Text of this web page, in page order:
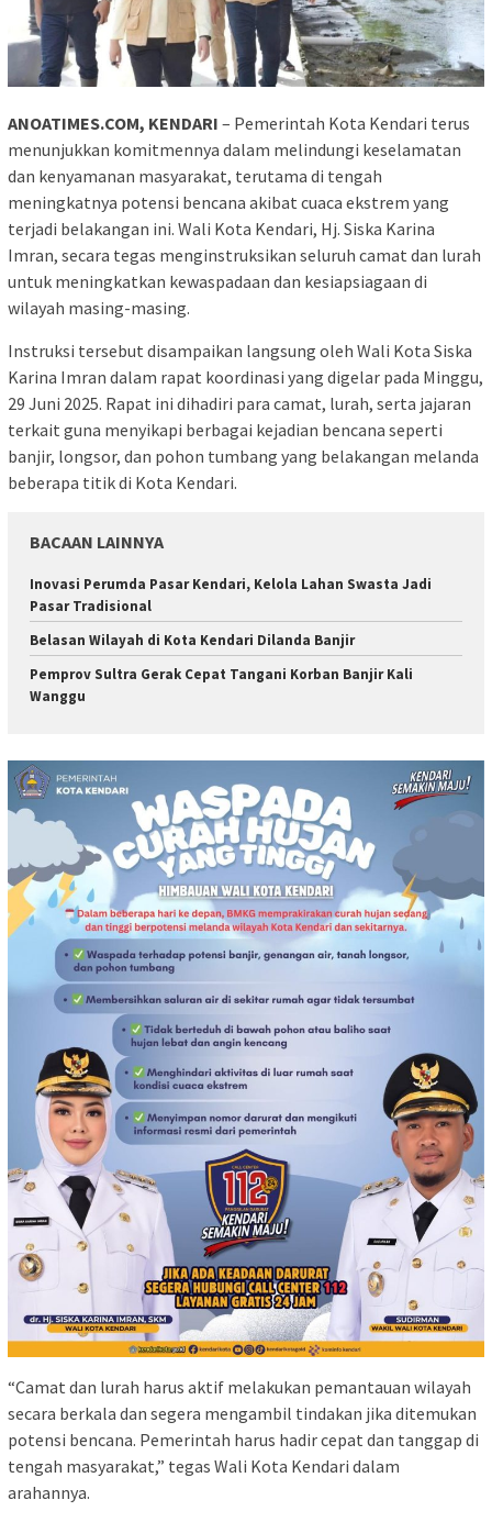
ANOATIMES.COM, KENDARI – Pemerintah Kota Kendari terus
menunjukkan komitmennya dalam melindungi keselamatan
dan kenyamanan masyarakat, terutama di tengah
meningkatnya potensi bencana akibat cuaca ekstrem yang
terjadi belakangan ini. Wali Kota Kendari, Hj. Siska Karina
Imran, secara tegas menginstruksikan seluruh camat dan lurah
untuk meningkatkan kewaspadaan dan kesiapsiagaan di
wilayah masing-masing.
Instruksi tersebut disampaikan langsung oleh Wali Kota Siska
Karina Imran dalam rapat koordinasi yang digelar pada Minggu,
29 Juni 2025. Rapat ini dihadiri para camat, lurah, serta jajaran
terkait guna menyikapi berbagai kejadian bencana seperti
banjir, longsor, dan pohon tumbang yang belakangan melanda
beberapa titik di Kota Kendari.
BACAAN LAINNYA
Inovasi Perumda Pasar Kendari, Kelola Lahan Swasta Jadi
Pasar Tradisional
Belasan Wilayah di Kota Kendari Dilanda Banjir
Pemprov Sultra Gerak Cepat Tangani Korban Banjir Kali
Wanggu
“Camat dan lurah harus aktif melakukan pemantauan wilayah
secara berkala dan segera mengambil tindakan jika ditemukan
potensi bencana. Pemerintah harus hadir cepat dan tanggap di
tengah masyarakat,” tegas Wali Kota Kendari dalam
arahannya.